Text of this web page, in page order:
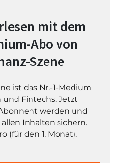
mit dem
Abo von
Szene
ist das Nr.-1-Medium
und Fintechs. Jetzt
werden und
Inhalten sichern.
(für den 1. Monat).